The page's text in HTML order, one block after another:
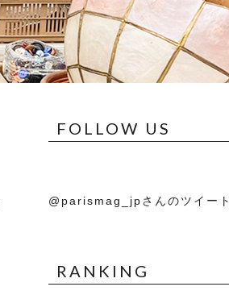
FOLLOW US
@parismag_jpさんのツイート
RANKING